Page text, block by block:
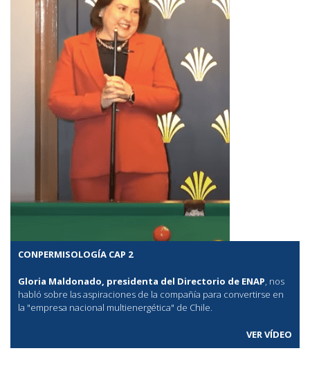
CONPERMISOLOGÍA CAP 2
Gloria Maldonado, presidenta del Directorio de ENAP, nos
habló sobre las aspiraciones de la compañía para convertirse en
la "empresa nacional multienergética" de Chile.
VER VÍDEO